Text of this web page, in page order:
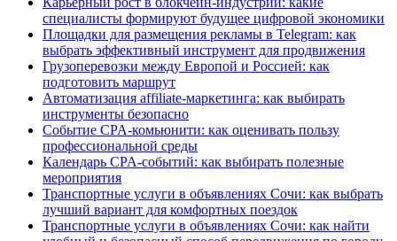
специалисты формируют будущее цифровой экономики
Площадки для размещения рекламы в Telegram: как
выбрать эффективный инструмент для продвижения
Грузоперевозки между Европой и Россией: как
подготовить маршрут
Автоматизация affiliate-маркетинга: как выбирать
инструменты безопасно
Событие CPA-комьюнити: как оценивать пользу
профессиональной среды
Календарь CPA-событий: как выбирать полезные
мероприятия
Транспортные услуги в объявлениях Сочи: как выбрать
лучший вариант для комфортных поездок
Транспортные услуги в объявлениях Сочи: как найти